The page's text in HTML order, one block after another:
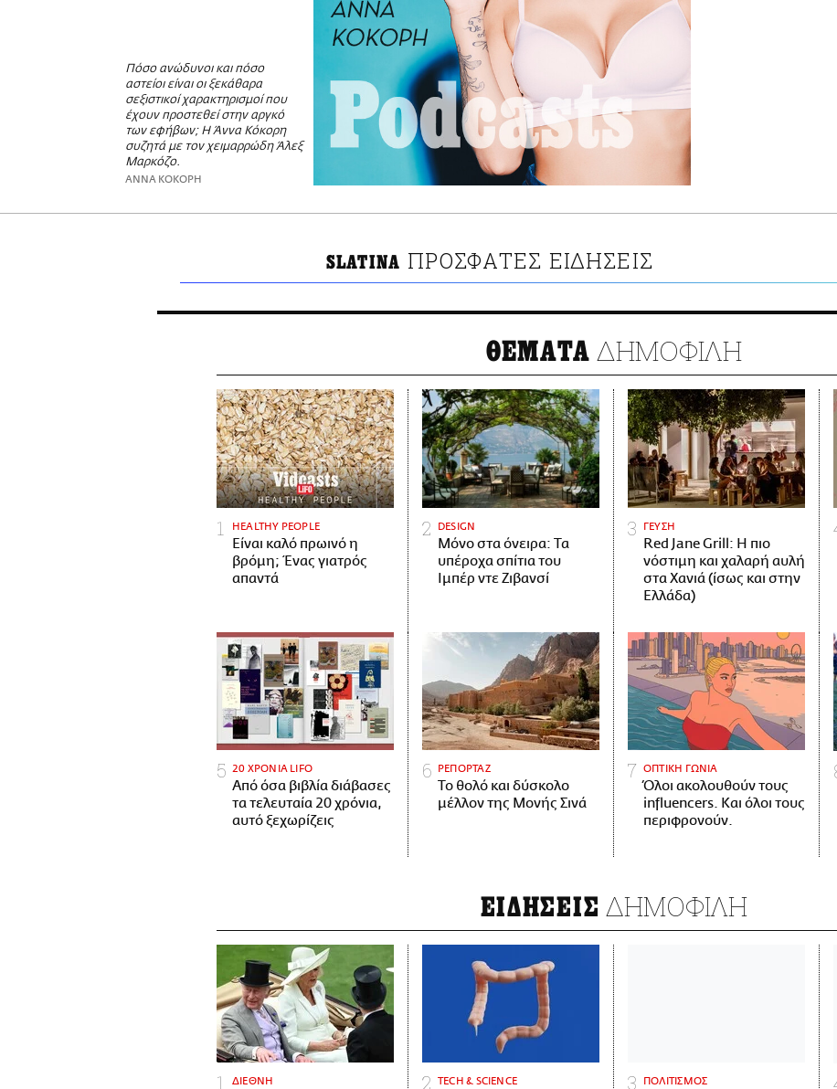
Πόσο ανώδυνοι και πόσο
αστείοι είναι οι ξεκάθαρα
σεξιστικοί χαρακτηρισμοί που
έχουν προστεθεί στην αργκό
των εφήβων; Η Άννα Κόκορη
συζητά με τον χειμαρρώδη Άλεξ
Μαρκόζο.
ΑΝΝΑ ΚΟΚΟΡΗ
SLATINA ΠΡΟΣΦΑΤΕΣ ΕΙΔΗΣΕΙΣ
ΘΕΜΑΤΑ ΔΗΜΟΦΙΛΗ
HEALTHY PEOPLE
Είναι καλό πρωινό η
βρόμη; Ένας γιατρός
απαντά
DESIGN
Μόνο στα όνειρα: Τα
υπέροχα σπίτια του
Ιμπέρ ντε Ζιβανσί
ΓΕΥΣΗ
Red Jane Grill: Η πιο
νόστιμη και χαλαρή αυλή
στα Χανιά (ίσως και στην
Ελλάδα)
20 ΧΡΟΝΙΑ LIFO
Από όσα βιβλία διάβασες
τα τελευταία 20 χρόνια,
αυτό ξεχωρίζεις
ΡΕΠΟΡΤΑΖ
Το θολό και δύσκολο
μέλλον της Μονής Σινά
ΟΠΤΙΚΗ ΓΩΝΙΑ
Όλοι ακολουθούν τους
influencers. Και όλοι τους
περιφρονούν.
ΕΙΔΗΣΕΙΣ ΔΗΜΟΦΙΛΗ
ΔΙΕΘΝΗ ΤECH & SCIENCE ΠΟΛΙΤΙΣΜΟΣ